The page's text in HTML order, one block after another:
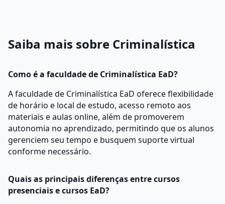
Saiba mais sobre Criminalística
Como é a faculdade de Criminalística EaD?
A faculdade de Criminalística EaD oferece flexibilidade
de horário e local de estudo, acesso remoto aos
materiais e aulas online, além de promoverem
autonomia no aprendizado, permitindo que os alunos
gerenciem seu tempo e busquem suporte virtual
conforme necessário.
Quais as principais diferenças entre cursos
presenciais e cursos EaD?